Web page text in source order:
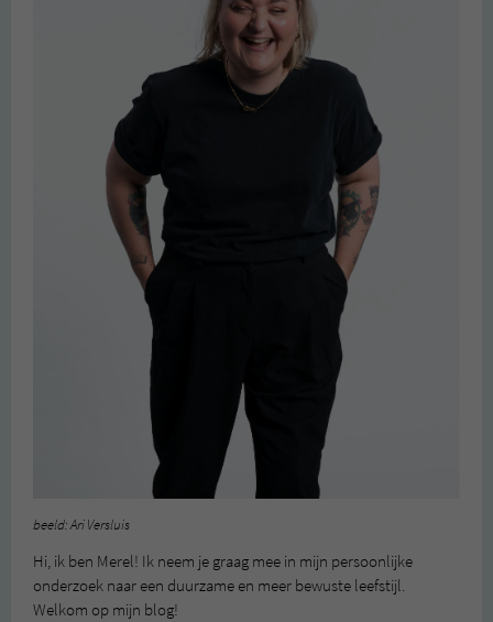
beeld: Ari Versluis
Hi, ik ben Merel! Ik neem je graag mee in mijn persoonlijke
onderzoek naar een duurzame en meer bewuste leefstijl.
Welkom op mijn blog!